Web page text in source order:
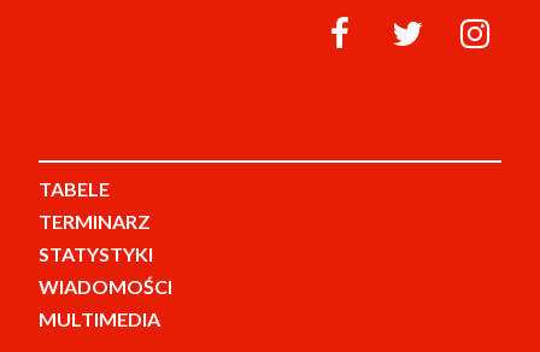
TABELE
TERMINARZ
STATYSTYKI
WIADOMOŚCI
MULTIMEDIA